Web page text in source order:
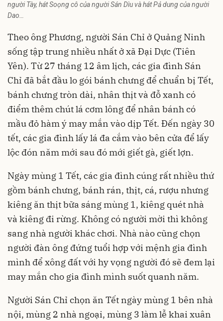
người Tày, hát Soọng cô của người Sán Dìu và hát Pả dung của người
Dao…
Theo ông Phương, người Sán Chỉ ở Quảng Ninh
sống tập trung nhiều nhất ở xã Đại Dực (Tiên
Yên). Từ 27 tháng 12 âm lịch, các gia đình Sán
Chỉ đã bắt đầu lo gói bánh chưng để chuẩn bị Tết,
bánh chưng tròn dài, nhân thịt và đỗ xanh có
điểm thêm chút lá cơm lông để nhân bánh có
mầu đỏ hàm ý may mắn vào dịp Tết. Đến ngày 30
tết, các gia đình lấy lá đa cắm vào bên cửa để lấy
lộc đón năm mới sau đó mới giết gà, giết lợn.
Ngày mùng 1 Tết, các gia đình cúng rất nhiều thứ
gồm bánh chưng, bánh rán, thịt, cá, rượu nhưng
kiêng ăn thịt bữa sáng mùng 1, kiêng quét nhà
và kiêng đi rừng. Không có người mời thì không
sang nhà người khác chơi. Nhà nào cũng chọn
người đàn ông đứng tuổi hợp với mệnh gia đình
mình để xông đất với hy vọng người đó sẽ đem lại
may mắn cho gia đình mình suốt quanh năm.
Người Sán Chỉ chọn ăn Tết ngày mùng 1 bên nhà
nội, mùng 2 nhà ngoại, mùng 3 làm lễ khai xuân